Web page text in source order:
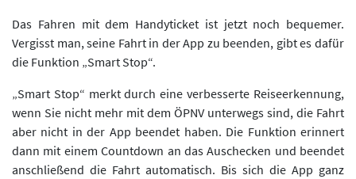
Das Fahren mit dem Handyticket ist jetzt noch bequemer.
Vergisst man, seine Fahrt in der App zu beenden, gibt es dafür
die Funktion „Smart Stop“.
„Smart Stop“ merkt durch eine verbesserte Reiseerkennung,
wenn Sie nicht mehr mit dem ÖPNV unterwegs sind, die Fahrt
aber nicht in der App beendet haben. Die Funktion erinnert
dann mit einem Countdown an das Auschecken und beendet
anschließend die Fahrt automatisch. Bis sich die App ganz